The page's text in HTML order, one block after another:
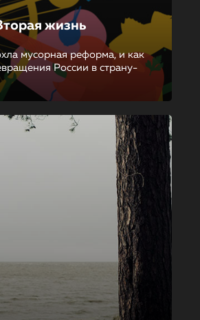
жизнь
мусорная реформа, и как
России в страну-